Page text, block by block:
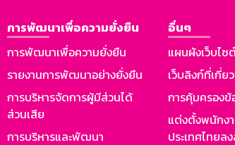
การพัฒนาเพื่อความยั่งยืน
การพัฒนาเพื่อความยั่งยืน
รายงานการพัฒนาอย่างยั่งยืน
การบริหารจัดการผู้มีส่วนได้
ส่วนเสีย
การบริหารและพัฒนา
อื่นๆ
แผนผังเว็บไซ
เว็บลิงก์ที่เกี่ย
การคุ้มครอง
แต่งตั้งพนักง
ประเทศไทยล